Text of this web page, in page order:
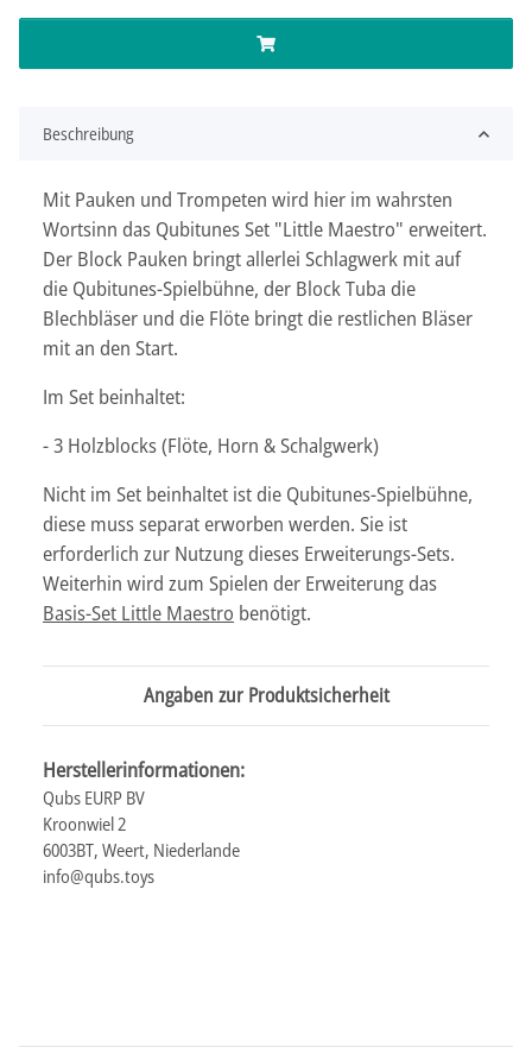
Beschreibung
Mit Pauken und Trompeten wird hier im wahrsten
Wortsinn das Qubitunes Set "Little Maestro" erweitert.
Der Block Pauken bringt allerlei Schlagwerk mit auf
die Qubitunes-Spielbühne, der Block Tuba die
Blechbläser und die Flöte bringt die restlichen Bläser
mit an den Start.
Im Set beinhaltet:
- 3 Holzblocks (Flöte, Horn & Schalgwerk)
Nicht im Set beinhaltet ist die Qubitunes-Spielbühne,
diese muss separat erworben werden. Sie ist
erforderlich zur Nutzung dieses Erweiterungs-Sets.
Weiterhin wird zum Spielen der Erweiterung das
Basis-Set Little Maestro benötigt.
Angaben zur Produktsicherheit
Herstellerinformationen:
Qubs EURP BV
Kroonwiel 2
6003BT, Weert, Niederlande
info@qubs.toys